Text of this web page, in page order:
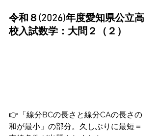
令和８(2026)年度愛知県公立高
校入試数学：大問２（２）
👉「線分BCの長さと線分CAの長さの
和が最小」の部分。久しぶりに最短＝